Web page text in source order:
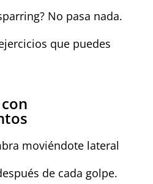
No pasa nada.
que puedes
moviéndote lateral
de cada golpe.